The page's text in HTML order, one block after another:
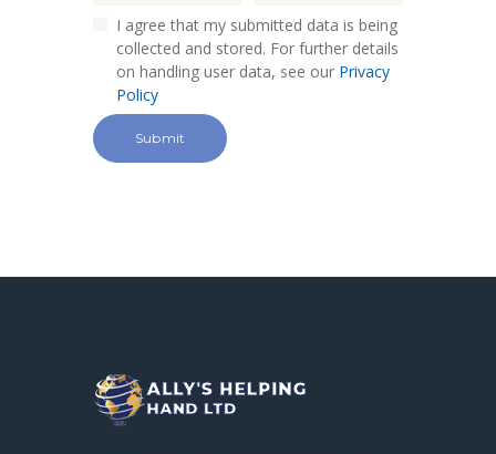
I agree that my submitted data is being
collected and stored. For further details
on handling user data, see our Privacy
Policy